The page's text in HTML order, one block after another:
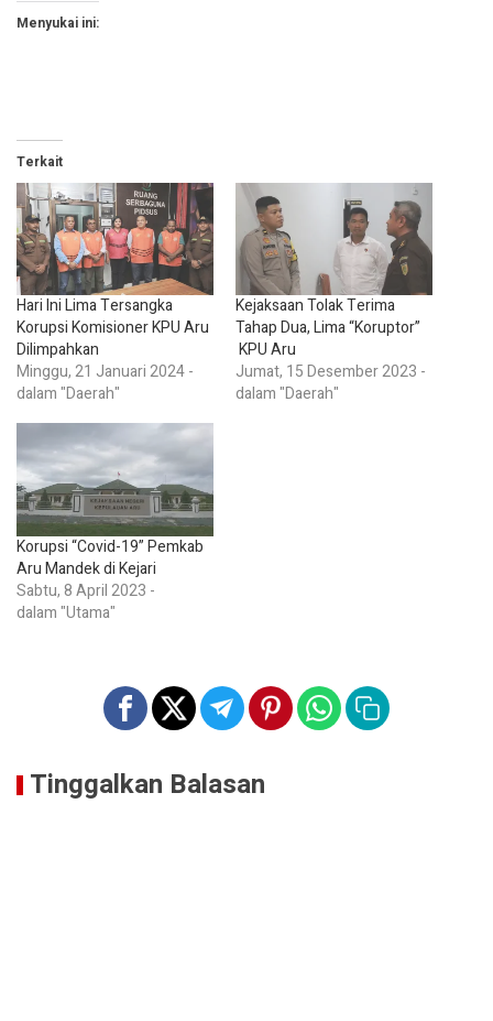
Menyukai ini:
Terkait
Hari Ini Lima Tersangka
Korupsi Komisioner KPU Aru
Dilimpahkan
Minggu, 21 Januari 2024 -
dalam "Daerah"
Kejaksaan Tolak Terima
Tahap Dua, Lima “Koruptor”
KPU Aru
Jumat, 15 Desember 2023 -
dalam "Daerah"
Korupsi “Covid-19” Pemkab
Aru Mandek di Kejari
Sabtu, 8 April 2023 -
dalam "Utama"
Tinggalkan Balasan